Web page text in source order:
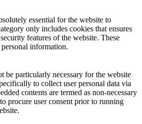
essential for the website to
only includes cookies that ensures
features of the website. These
information.
be particularly necessary for the website
to collect user personal data via
contents are termed as non-necessary
procure user consent prior to running